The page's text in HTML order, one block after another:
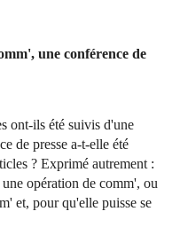
une conférence de
ont-ils été suivis d'une
de presse a-t-elle été
? Exprimé autrement :
opération de comm', ou
et, pour qu'elle puisse se